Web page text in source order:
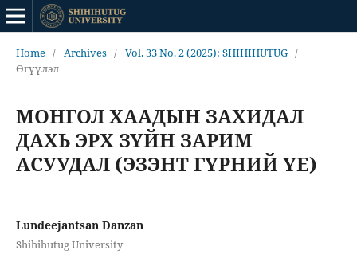
Home / Archives / Vol. 33 No. 2 (2025): SHIHIHUTUG /
Өгүүлэл
МОНГОЛ ХААДЫН ЗАХИДАЛ
ДАХЬ ЭРХ ЗҮЙН ЗАРИМ
АСУУДАЛ (ЭЗЭНТ ГҮРНИЙ ҮЕ)
Lundeejantsan Danzan
Shihihutug University